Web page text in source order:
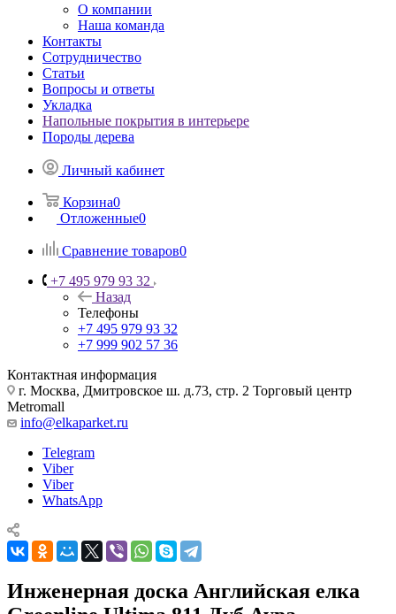
О компании
Наша команда
Контакты
Сотрудничество
Статьи
Вопросы и ответы
Укладка
Напольные покрытия в интерьере
Породы дерева
Личный кабинет
Корзина0
Отложенные0
Сравнение товаров0
+7 495 979 93 32
Назад
Телефоны
+7 495 979 93 32
+7 999 902 57 36
Контактная информация
г. Москва, Дмитровское ш. д.73, стр. 2 Торговый центр
Metromall
info@elkaparket.ru
Telegram
Viber
Viber
WhatsApp
Инженерная доска Английская елка